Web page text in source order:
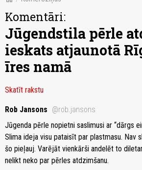
Komentāri:
Jūgendstila pērle
ieskats atjaunotā
īres namā
Skatīt rakstu
Rob Jansons @rob.jansons
Jūgenda pērle nopietni saslimusi ar “dārgs
Slima ideja visu pataisīt par plastmasu. Nav
šo pieļauj. Varējāt vienkārši andelēt to
nelikt neko par pērles atdzimšanu.